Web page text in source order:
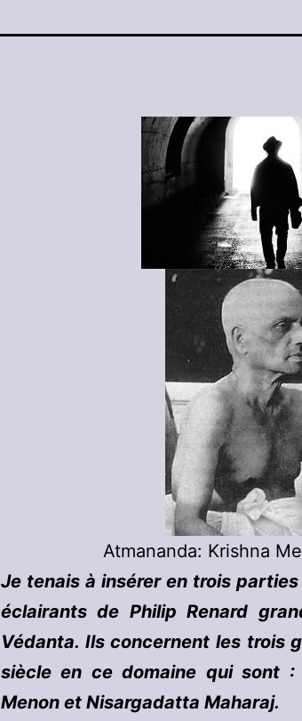
Atmananda: Krishna
Je tenais à insérer en trois
éclairants de Philip Renard
Védanta. Ils concernent les trois
siècle en ce domaine qui sont :
Menon et Nisargadatta Maharaj.